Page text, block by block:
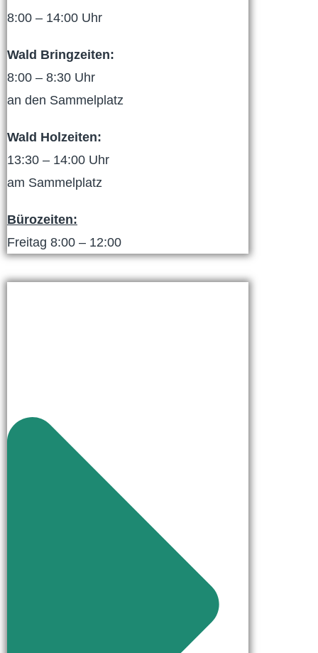
8:00 – 14:00 Uhr
Wald Bringzeiten:
8:00 – 8:30 Uhr
an den Sammelplatz
Wald Holzeiten:
13:30 – 14:00 Uhr
am Sammelplatz
Bürozeiten:
Freitag 8:00 – 12:00